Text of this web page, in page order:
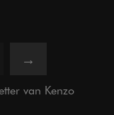
→
van Kenzo